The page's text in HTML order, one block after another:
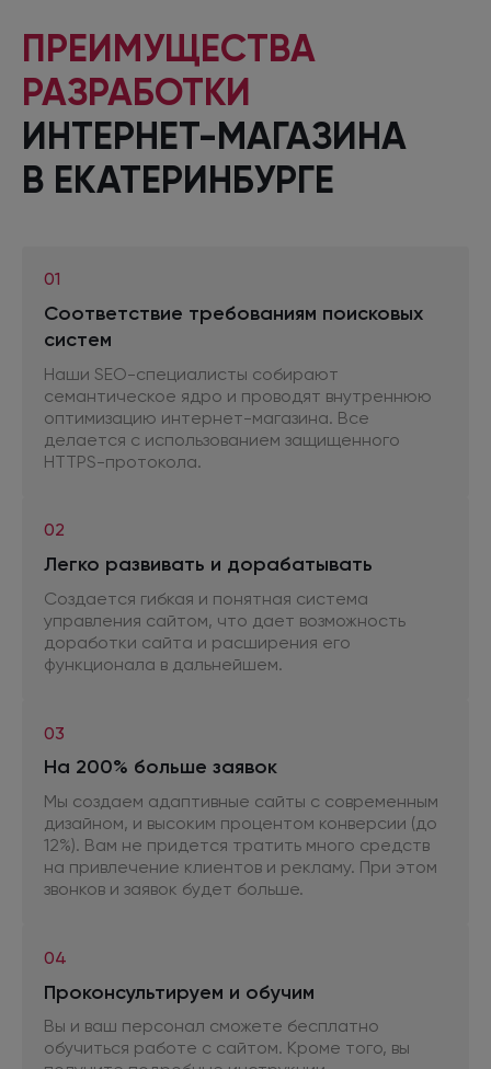
ПРЕИМУЩЕСТВА
РАЗРАБОТКИ
ИНТЕРНЕТ-МАГАЗИНА
В ЕКАТЕРИНБУРГЕ
01
Соответствие требованиям поисковых
систем
Наши SEO-специалисты собирают
семантическое ядро и проводят внутреннюю
оптимизацию интернет-магазина. Все
делается с использованием защищенного
HTTPS-протокола.
02
Легко развивать и дорабатывать
Создается гибкая и понятная система
управления сайтом, что дает возможность
доработки сайта и расширения его
функционала в дальнейшем.
03
На 200% больше заявок
Мы создаем адаптивные сайты с современным
дизайном, и высоким процентом конверсии (до
12%). Вам не придется тратить много средств
на привлечение клиентов и рекламу. При этом
звонков и заявок будет больше.
04
Проконсультируем и обучим
Вы и ваш персонал сможете бесплатно
обучиться работе с сайтом. Кроме того, вы